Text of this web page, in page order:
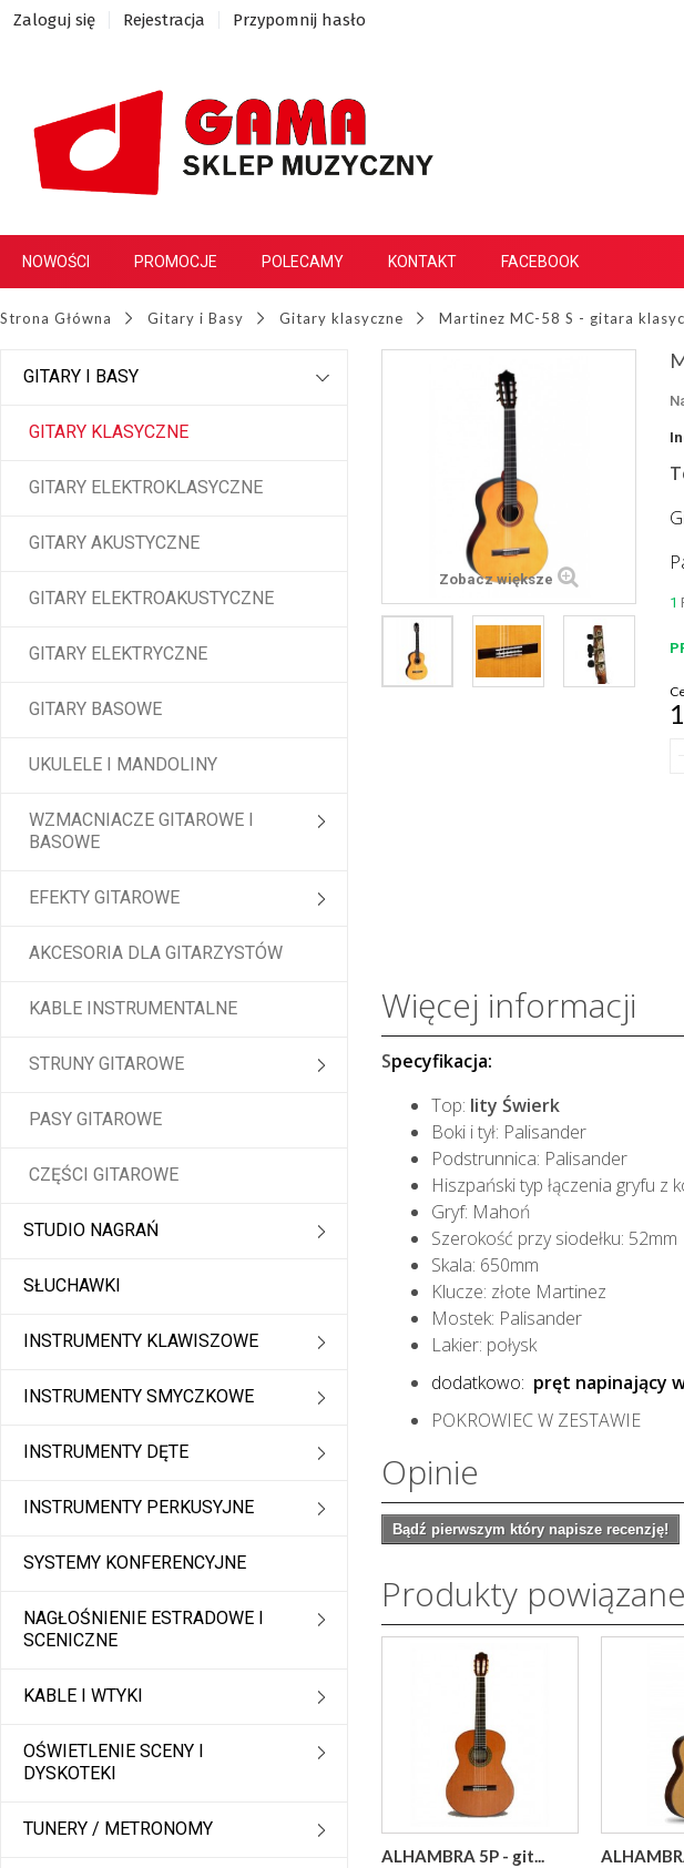
Zaloguj się Rejestracja Przypomnij hasło
NOWOŚCI PROMOCJE POLECAMY KONTAKT FACEBOOK
Strona Główna Gitary i Basy Gitary klasyczne Martinez MC-58 S - gitara
GITARY I BASY
GITARY KLASYCZNE
GITARY ELEKTROKLASYCZNE
GITARY AKUSTYCZNE
GITARY ELEKTROAKUSTYCZNE
GITARY ELEKTRYCZNE
GITARY BASOWE
UKULELE I MANDOLINY
WZMACNIACZE GITAROWE I
BASOWE
EFEKTY GITAROWE
AKCESORIA DLA GITARZYSTÓW
KABLE INSTRUMENTALNE
STRUNY GITAROWE
PASY GITAROWE
CZĘŚCI GITAROWE
STUDIO NAGRAŃ
SŁUCHAWKI
INSTRUMENTY KLAWISZOWE
INSTRUMENTY SMYCZKOWE
INSTRUMENTY DĘTE
INSTRUMENTY PERKUSYJNE
SYSTEMY KONFERENCYJNE
NAGŁOŚNIENIE ESTRADOWE I
SCENICZNE
KABLE I WTYKI
OŚWIETLENIE SCENY I
DYSKOTEKI
TUNERY / METRONOMY
Zobacz większe
1
Więcej informacji
Specyfikacja:
Top: lity Świerk
Boki i tył: Palisander
Podstrunnica: Palisander
Hiszpański typ łączenia gryfu z
Gryf: Mahoń
Szerokość przy siodełku: 52mm
Skala: 650mm
Klucze: złote Martinez
Mostek: Palisander
Lakier: połysk
dodatkowo: pręt napinający
POKROWIEC W ZESTAWIE
Opinie
Bądź pierwszym który napisze recenzję!
Produkty powiązane
ALHAMBRA 5P - git...